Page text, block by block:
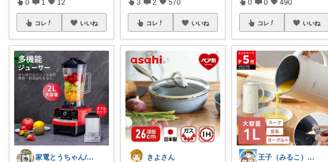
0 1 12
コレ いいね
家電とうちゃん/2児のパパ✨️購入感謝！
3 2 570
コレ いいね
きよさん
0 0 490
コレ いいね
王子（みるこ）👑便利グッズ×QOL向上